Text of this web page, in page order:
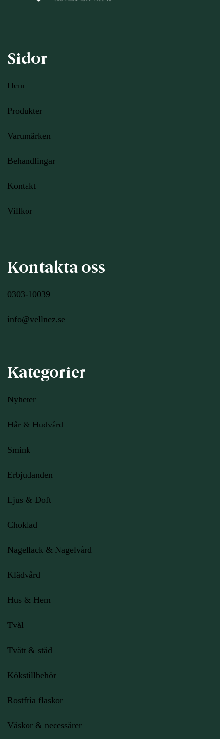
Sidor
Hem
Produkter
Varumärken
Behandlingar
Kontakt
Villkor
Kontakta oss
0303-10039
info@vellnez.se
Kategorier
Nyheter
Hår & Hudvård
Smink
Erbjudanden
Ljus & Doft
Choklad
Nagellack & Nagelvård
Klädvård
Hus & Hem
Tvål
Tvätt & städ
Kökstillbehör
Rostfria flaskor
Väskor & necessärer